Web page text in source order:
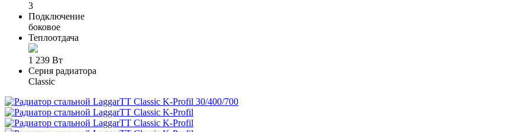
3
Подключение
боковое
Теплоотдача
1 239 Вт
Серия радиатора
Classic